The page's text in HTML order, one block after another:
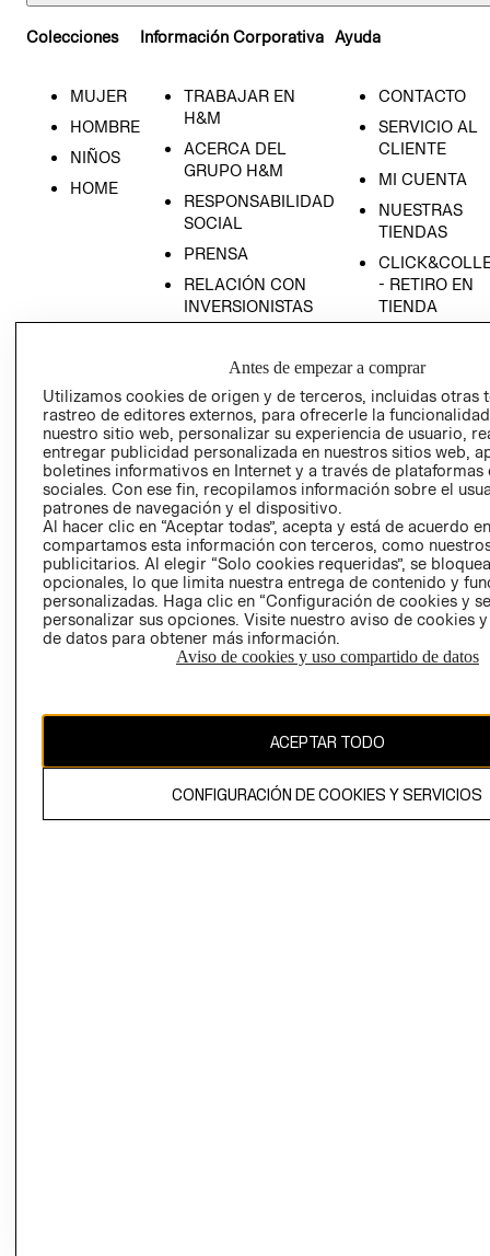
Colecciones
MUJER
HOMBRE
NIÑOS
HOME
Información Corporativa
TRABAJAR EN
H&M
ACERCA DEL
GRUPO H&M
RESPONSABILIDAD
SOCIAL
PRENSA
RELACIÓN CON
INVERSIONISTAS
EMPRESARIAL
Ayuda
CONTACTO
SERVICIO AL
CLIENTE
MI CUENTA
NUESTRAS
TIENDAS
- RETIRO EN
TIENDA
AVISO DE
PRIVACIDAD
GIFT CARD
AVISO DE
COOKIES
Uruguay ($U)
El contenido de esta página web está protegido por copyright y es
propiedad de H&M Hennes & Mauritz AB.
Antes de empezar a comprar
Utilizamos cookies de origen y de terceros, incluidas otras
rastreo de editores externos, para ofrecerle la
nuestro sitio web, personalizar su experiencia de usuario,
entregar publicidad personalizada en nuestros sitios web,
boletines informativos en Internet y a través de plataformas
sociales. Con ese fin, recopilamos información sobre el
patrones de navegación y el dispositivo.
Al hacer clic en “Aceptar todas”, acepta y está de acuerdo
compartamos esta información con terceros, como
publicitarios. Al elegir “Solo cookies requeridas”, se
opcionales, lo que limita nuestra entrega de contenido y
personalizadas. Haga clic en “Configuración de cookies y
personalizar sus opciones. Visite nuestro aviso de cookies
de datos para obtener más información.
Aviso de cookies y uso compartido de datos
ACEPTAR TODO
CONFIGURACIÓN DE COOKIES Y SERVICIOS